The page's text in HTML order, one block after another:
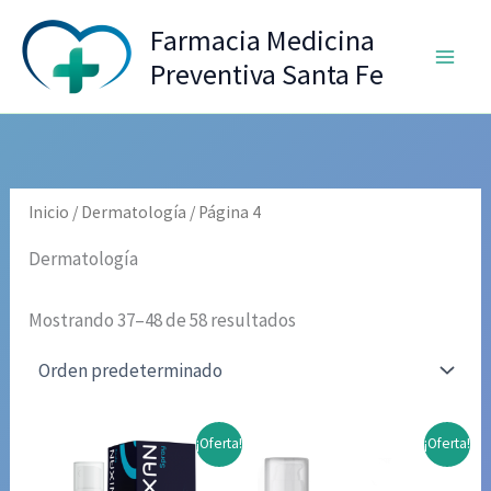
contenido
Farmacia Medicina
Preventiva Santa Fe
Inicio / Dermatología / Página 4
Dermatología
Mostrando 37–48 de 58 resultados
¡Oferta! ¡Oferta!